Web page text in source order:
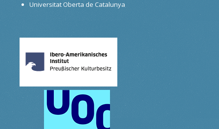
Universitat Oberta de Catalunya